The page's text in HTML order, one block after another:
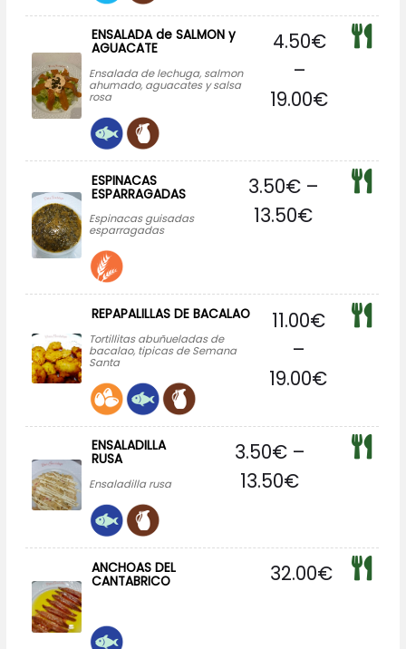
ENSALADA de SALMON y
AGUACATE
Ensalada de lechuga, salmon
ahumado, aguacates y salsa
rosa
4.50€
–
19.00€
ESPINACAS
ESPARRAGADAS
Espinacas guisadas
esparragadas
3.50€–
13.50€
REPAPALILLAS DE BACALAO
Tortillitas abuñueladas de
bacalao, tipicas de Semana
Santa
11.00€
–
19.00€
ENSALADILLA
RUSA
Ensaladilla rusa
3.50€–
13.50€
ANCHOAS DEL
CANTABRICO 32.00€